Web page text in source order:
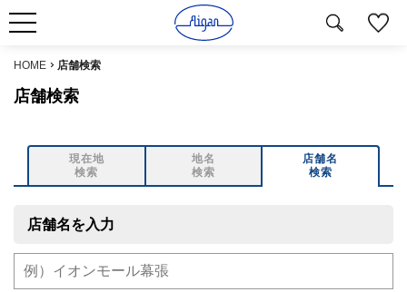
HOME 店舗検索
店舗検索
現在地
検索
地名
検索
店舗名
検索
店舗名を入力